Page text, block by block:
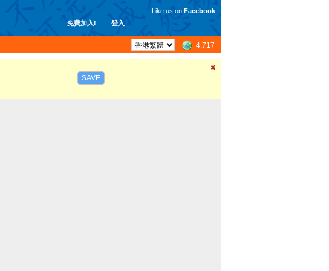
免費加入! 登入
Like us on Facebook
4,717
SAVE